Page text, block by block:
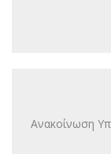
Ανακοίνωση